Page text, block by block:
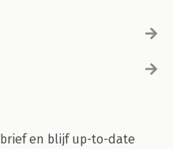
en blijf up-to-date